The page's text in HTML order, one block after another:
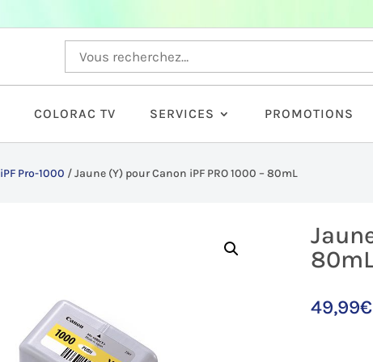
COLORAC TV SERVICES PROMOTIONS
iPF Pro-1000 /Jaune (Y) pour Canon iPF PRO 1000 – 80mL
49,99€